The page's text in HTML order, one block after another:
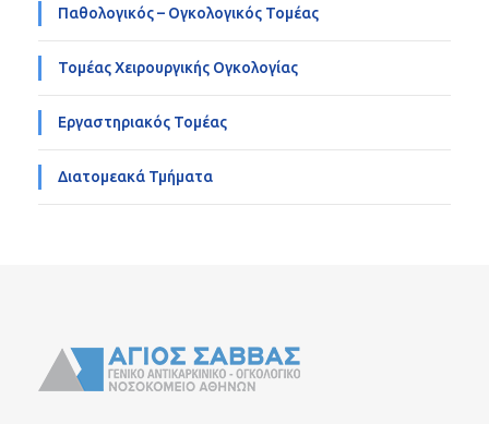
Παθολογικός – Ογκολογικός Τομέας
Τομέας Χειρουργικής Ογκολογίας
Εργαστηριακός Τομέας
Διατομεακά Τμήματα